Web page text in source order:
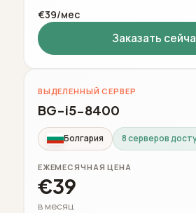
€39/мес
Заказать
ВЫДЕЛЕННЫЙ СЕРВЕР
BG-i5-8400
Болгария 8 серверов
ЕЖЕМЕСЯЧНАЯ ЦЕНА
€39
в месяц